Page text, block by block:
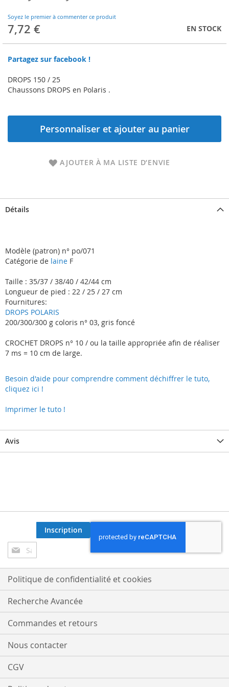
Soyez le premier à commenter ce produit
7,72 € EN STOCK
Partagez sur facebook !
DROPS 150 / 25
Chaussons DROPS en Polaris .
Personnaliser et ajouter au panier
AJOUTER À MA LISTE D’ENVIE
beginning
of
the
gallery
Détails
Modèle (patron) n° po/071
Catégorie de laine F
Taille : 35/37 / 38/40 / 42/44 cm
Longueur de pied : 22 / 25 / 27 cm
Fournitures:
DROPS POLARIS
200/300/300 g coloris n° 03, gris foncé
CROCHET DROPS n° 10 / ou la taille appropriée afin de réaliser
7 ms = 10 cm de large.
Besoin d'aide pour comprendre comment déchiffrer le tuto,
cliquez ici !
Imprimer le tuto !
Avis
Inscription
à
notre
lettre
d’information
:
Inscription
Politique de confidentialité et cookies
Recherche Avancée
Commandes et retours
Nous contacter
CGV